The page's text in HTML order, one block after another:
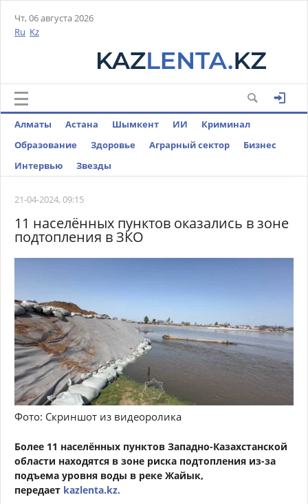
Чт, 06 августа 2026
Ru Kz
Алматы Астана Шымкент ИИ
Криминал
Образование
Здоровье Аграрный сектор
Бизнес
Интервью
Звезды
21-04-2024, 09:15
11 населённых пунктов оказались в зоне
подтопления в ЗКО
Фото: Скриншот из видеоролика
Более 11 населённых пунктов Западно-Казахстанской
области находятся в зоне риска подтопления из-за
подъема уровня воды в реке Жайык,
передает kazlenta.kz.